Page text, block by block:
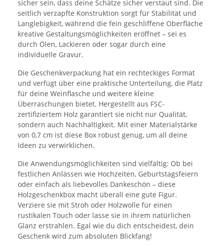
sicher sein, dass deine Schätze sicher verstaut sind. Die
seitlich verzapfte Konstruktion sorgt für Stabilität und
Langlebigkeit, während die fein geschliffene Oberfläche
kreative Gestaltungsmöglichkeiten eröffnet – sei es
durch Ölen, Lackieren oder sogar durch eine
individuelle Gravur.
Die Geschenkverpackung hat ein rechteckiges Format
und verfügt über eine praktische Unterteilung, die Platz
für deine Weinflasche und weitere kleine
Überraschungen bietet. Hergestellt aus FSC-
zertifiziertem Holz garantiert sie nicht nur Qualität,
sondern auch Nachhaltigkeit. Mit einer Materialstärke
von 0,7 cm ist diese Box robust genug, um all deine
Ideen zu verwirklichen.
Die Anwendungsmöglichkeiten sind vielfältig: Ob bei
festlichen Anlässen wie Hochzeiten, Geburtstagsfeiern
oder einfach als liebevolles Dankeschön – diese
Holzgeschenkbox macht überall eine gute Figur.
Verziere sie mit Stroh oder Holzwolle für einen
rustikalen Touch oder lasse sie in ihrem natürlichen
Glanz erstrahlen. Egal wie du dich entscheidest, dein
Geschenk wird zum absoluten Blickfang!